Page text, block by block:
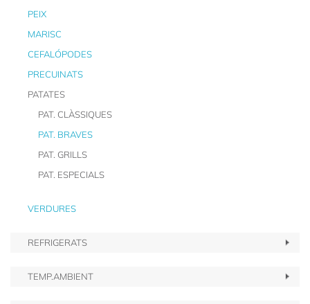
PEIX
MARISC
CEFALÓPODES
PRECUINATS
PATATES
PAT. CLÀSSIQUES
PAT. BRAVES
PAT. GRILLS
PAT. ESPECIALS
VERDURES
REFRIGERATS
TEMP.AMBIENT